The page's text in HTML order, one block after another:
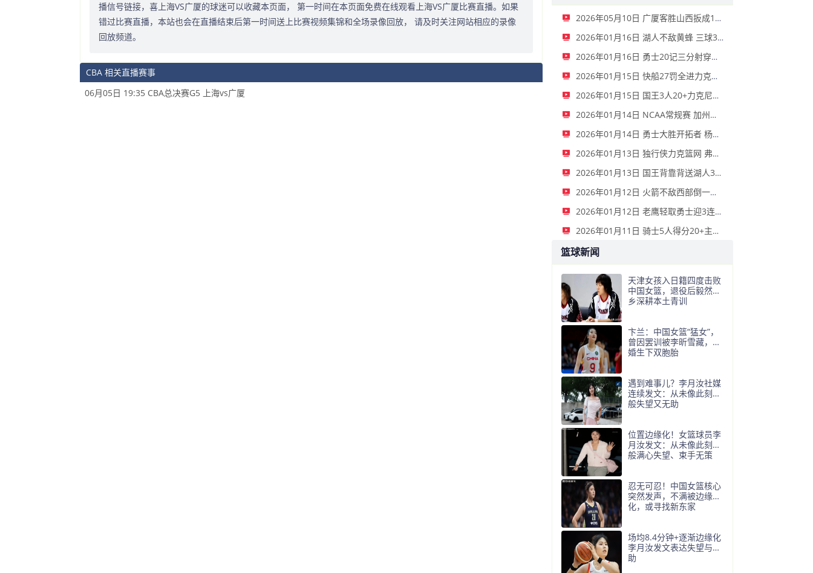
播信号链接，喜上海VS广厦的球迷可以收藏本页面， 第一时间在本页面免费在线观看上海VS广厦比赛直播。如果
错过比赛直播，本站也会在直播结束后第一时间送上比赛视频集锦和全场录像回放， 请及时关注网站相应的录像
回放频道。
CBA 相关直播赛事
06月05日 19:35 CBA总决赛G5 上海vs广厦
2026年05月10日 广厦客胜山西扳成1-1 胡金秋17+11 迪亚洛关键上篮不中
2026年01月16日 湖人不敌黄蜂 三球30+11&9记三分 东契奇39分 詹姆斯29+9+6
2026年01月16日 勇士20记三分射穿尼克斯！库里27+7 巴特勒32+8 穆迪三分9中7
2026年01月15日 快船27罚全进力克奇才迎来4连胜 哈登22+5+8 伦纳德33分4断
2026年01月15日 国王3人20+力克尼克斯 德罗赞里程碑 威少11助 布伦森伤退
2026年01月14日 NCAA常规赛 加州圣玛丽大学 82 - 68 旧金山大学 全场集锦
2026年01月14日 勇士大胜开拓者 杨瀚森3分2板 巴特勒16+6+5 库里9中2送11助
2026年01月13日 独行侠力克篮网 弗拉格27+5+5 克莱18分 小波特28+9
2026年01月13日 国王背靠背送湖人3连败 东契奇空砍42+7+8+4断 威少22+5+7
2026年01月12日 火箭不敌西部倒一国王遭遇3连败！申京复出19+9 阿门31+13+6
2026年01月12日 老鹰轻取勇士迎3连胜 约翰逊23+11+6 CJ首秀12分 库里31+5
2026年01月11日 骑士5人得分20+主场复仇森林狼 米切尔28+8 爱德华兹25+5
篮球新闻
天津女孩入日籍四度击败
中国女篮，退役后毅然返
乡深耕本土青训
卞兰：中国女篮“猛女”，
曾因罢训被李昕雪藏，二
婚生下双胞胎
遇到难事儿？李月汝社媒
连续发文：从未像此刻这
般失望又无助
位置边缘化！女篮球员李
月汝发文：从未像此刻这
般满心失望、束手无策
忍无可忍！中国女篮核心
突然发声，不满被边缘
化，或寻找新东家
场均8.4分钟+逐渐边缘化
李月汝发文表达失望与无
助